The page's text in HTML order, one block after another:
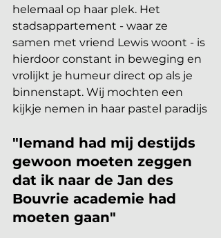
helemaal op haar plek. Het
stadsappartement - waar ze
samen met vriend Lewis woont - is
hierdoor constant in beweging en
vrolijkt je humeur direct op als je
binnenstapt. Wij mochten een
kijkje nemen in haar pastel paradijs
"Iemand had mij destijds
gewoon moeten zeggen
dat ik naar de Jan des
Bouvrie academie had
moeten gaan"